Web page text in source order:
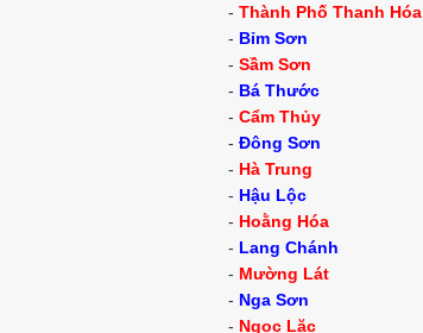
- Thành Phố Thanh Hóa
- Bỉm Sơn
- Sầm Sơn
- Bá Thước
- Cẩm Thủy
- Đông Sơn
- Hà Trung
- Hậu Lộc
- Hoằng Hóa
- Lang Chánh
- Mường Lát
- Nga Sơn
- Ngọc Lặc